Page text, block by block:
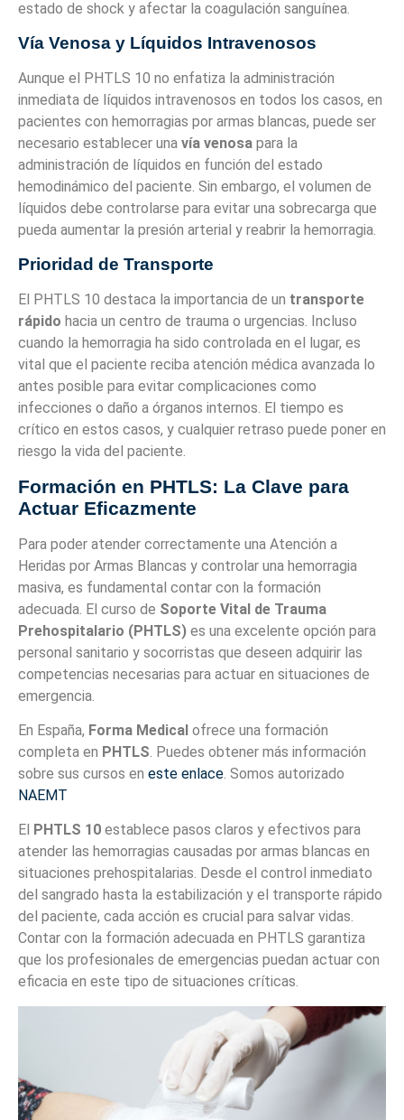
estado de shock y afectar la coagulación sanguínea.
Vía Venosa y Líquidos Intravenosos
Aunque el PHTLS 10 no enfatiza la administración
inmediata de líquidos intravenosos en todos los casos, en
pacientes con hemorragias por armas blancas, puede ser
necesario establecer una vía venosa para la
administración de líquidos en función del estado
hemodinámico del paciente. Sin embargo, el volumen de
líquidos debe controlarse para evitar una sobrecarga que
pueda aumentar la presión arterial y reabrir la hemorragia.
Prioridad de Transporte
El PHTLS 10 destaca la importancia de un transporte
rápido hacia un centro de trauma o urgencias. Incluso
cuando la hemorragia ha sido controlada en el lugar, es
vital que el paciente reciba atención médica avanzada lo
antes posible para evitar complicaciones como
infecciones o daño a órganos internos. El tiempo es
crítico en estos casos, y cualquier retraso puede poner en
riesgo la vida del paciente.
Formación en PHTLS: La Clave para
Actuar Eficazmente
Para poder atender correctamente una Atención a
Heridas por Armas Blancas y controlar una hemorragia
masiva, es fundamental contar con la formación
adecuada. El curso de Soporte Vital de Trauma
Prehospitalario (PHTLS) es una excelente opción para
personal sanitario y socorristas que deseen adquirir las
competencias necesarias para actuar en situaciones de
emergencia.
En España, Forma Medical ofrece una formación
completa en PHTLS. Puedes obtener más información
sobre sus cursos en este enlace. Somos autorizado
NAEMT
El PHTLS 10 establece pasos claros y efectivos para
atender las hemorragias causadas por armas blancas en
situaciones prehospitalarias. Desde el control inmediato
del sangrado hasta la estabilización y el transporte rápido
del paciente, cada acción es crucial para salvar vidas.
Contar con la formación adecuada en PHTLS garantiza
que los profesionales de emergencias puedan actuar con
eficacia en este tipo de situaciones críticas.